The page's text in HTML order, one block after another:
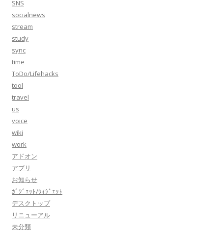
SNS
socialnews
stream
study
sync
time
ToDo/Lifehacks
tool
travel
us
voice
wiki
work
アドオン
アプリ
お知らせ
ｶﾞｼﾞｪｯﾄ/ｳｨｼﾞｪｯﾄ
デスクトップ
リニューアル
未分類